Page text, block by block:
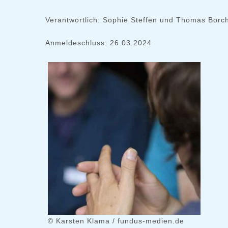
Verantwortlich: Sophie Steffen und Thomas
Anmeldeschluss: 26.03.2024
© Karsten Klama / fundus-medien.de